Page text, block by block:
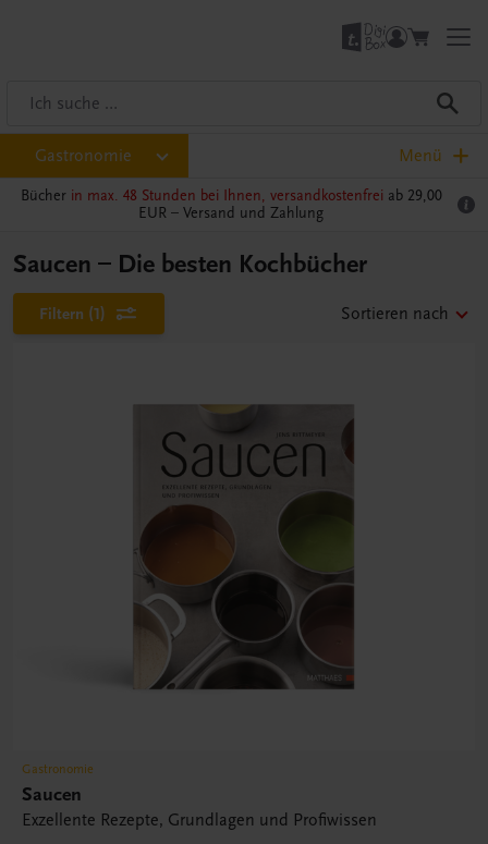
Gastronomie Menü
Bücher in max. 48 Stunden bei Ihnen, versandkostenfrei ab 29,00
EUR – Versand und Zahlung
Saucen – Die besten Kochbücher
Filtern (1) Sortieren nach
Gastronomie
Saucen
Exzellente Rezepte, Grundlagen und Profiwissen